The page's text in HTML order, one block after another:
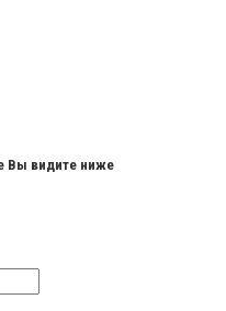
Вы видите ниже